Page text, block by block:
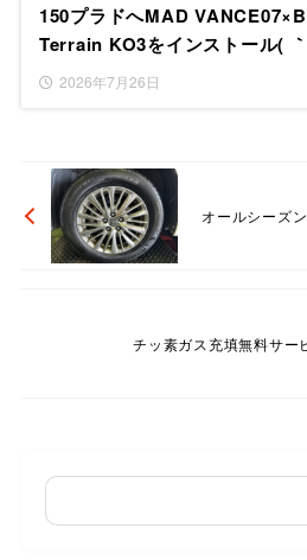
150プラドへMAD
Terrain KO3をインストール(
2026年7月26日
オールシーズ
チッ素ガス充填無料サー